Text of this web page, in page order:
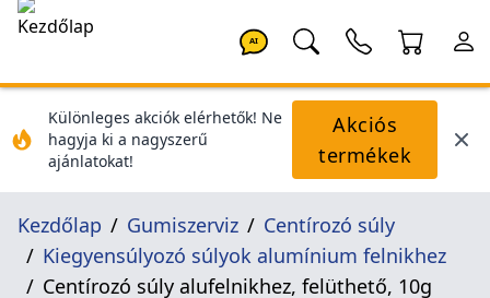
AI
Különleges akciók elérhetők! Ne
hagyja ki a nagyszerű
ajánlatokat!
Akciós
termékek
Kezdőlap Gumiszerviz
Centírozó súly
Kiegyensúlyozó súlyok alumínium felnikhez
Centírozó súly alufelnikhez, felüthető, 10g